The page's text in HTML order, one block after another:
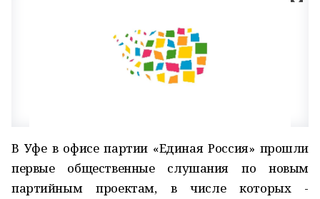
В Уфе в офисе партии «Единая Россия» прошли
первые общественные слушания по новым
партийным проектам, в числе которых -